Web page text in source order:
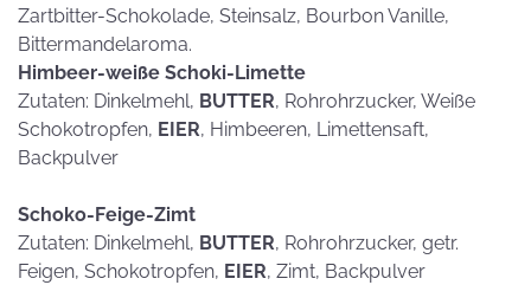
Zartbitter-Schokolade, Steinsalz, Bourbon Vanille,
Bittermandelaroma.
Himbeer-weiße Schoki-Limette
Zutaten: Dinkelmehl, BUTTER, Rohrohrzucker, Weiße
Schokotropfen, EIER, Himbeeren, Limettensaft,
Backpulver
Schoko-Feige-Zimt
Zutaten: Dinkelmehl, BUTTER, Rohrohrzucker, getr.
Feigen, Schokotropfen, EIER, Zimt, Backpulver